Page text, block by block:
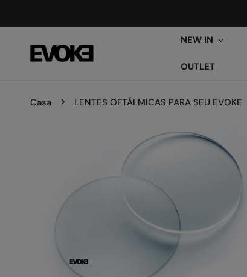
NEW IN
OUTLET
Casa LENTES OFTÁLMICAS PARA SEU EVOKE
INFORMAÇÕES DO PRODUTO